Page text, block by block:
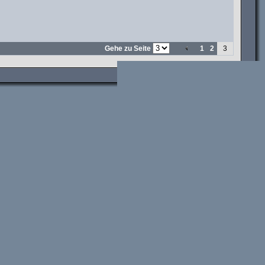
Gehe zu Seite 1 2 3